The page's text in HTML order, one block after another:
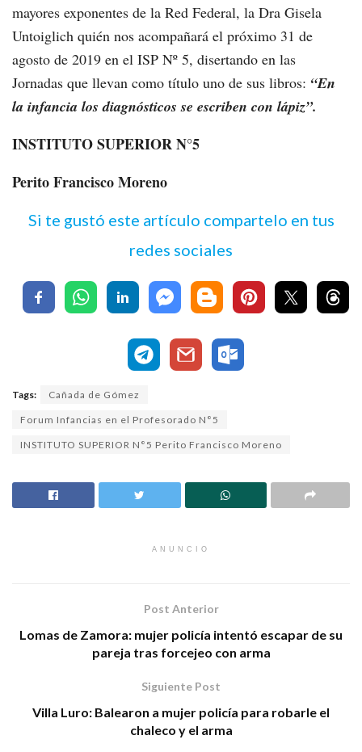
mayores exponentes de la Red Federal, la Dra Gisela
Untoiglich quién nos acompañará el próximo 31 de
agosto de 2019 en el ISP Nº 5, disertando en las
Jornadas que llevan como título uno de sus libros: “En
la infancia los diagnósticos se escriben con lápiz”.
INSTITUTO SUPERIOR N°5
Perito Francisco Moreno
Si te gustó este artículo compartelo en tus
redes sociales
Tags: Cañada de Gómez
Forum Infancias en el Profesorado N°5
INSTITUTO SUPERIOR N°5 Perito Francisco Moreno
ANUNCIO
Post Anterior
Lomas de Zamora: mujer policía intentó escapar de su
pareja tras forcejeo con arma
Siguiente Post
Villa Luro: Balearon a mujer policía para robarle el
chaleco y el arma